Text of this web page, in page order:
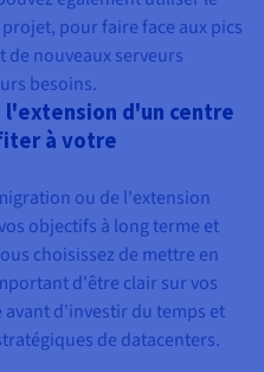
pour faire face aux pics
nouveaux serveurs
besoins.
l'extension d'un centre
à votre
ou de l'extension
objectifs à long terme et
choisissez de mettre en
d'être clair sur vos
d'investir du temps et
de datacenters.